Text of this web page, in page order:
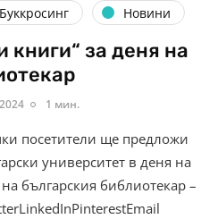
Буккросинг Новини
книги“ за деня на
1 мин.
посетители ще предложи
университет в деня на
българския библиотекар –